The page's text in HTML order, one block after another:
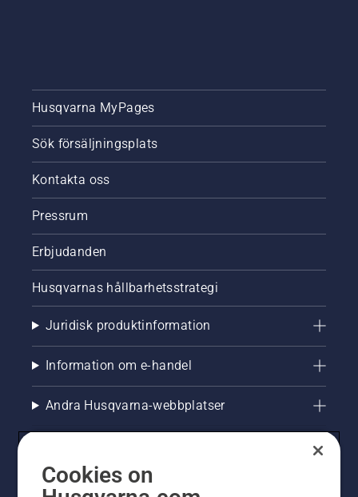
Husqvarna MyPages
Sök försäljningsplats
Kontakta oss
Pressrum
Erbjudanden
Husqvarnas hållbarhetsstrategi
Juridisk produktinformation
Information om e-handel
Andra Husqvarna-webbplatser
Cookies on